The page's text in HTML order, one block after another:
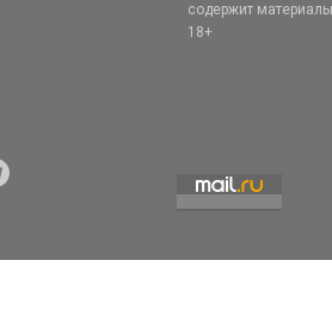
содержит
18+